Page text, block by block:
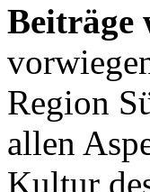
Beiträge
Region
allen
Kultur